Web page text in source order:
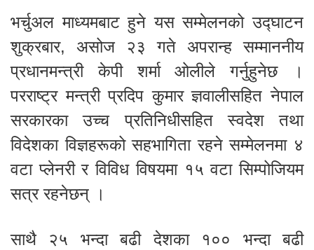
भर्चुअल माध्यमबाट हुने यस सम्मेलनको उद्घाटन
शुक्रबार, असोज २३ गते अपरान्ह सम्माननीय
प्रधानमन्त्री केपी शर्मा ओलीले गर्नुहुनेछ ।
परराष्ट्र मन्त्री प्रदिप कुमार ज्ञवालीसहित नेपाल
सरकारका उच्च प्रतिनिधीसहित स्वदेश तथा
विदेशका विज्ञहरूको सहभागिता रहने सम्मेलनमा ४
वटा प्लेनरी र विविध विषयमा १५ वटा सिम्पोजियम
सत्र रहनेछन् ।
साथै २५ भन्दा बढी देशका १०० भन्दा बढी